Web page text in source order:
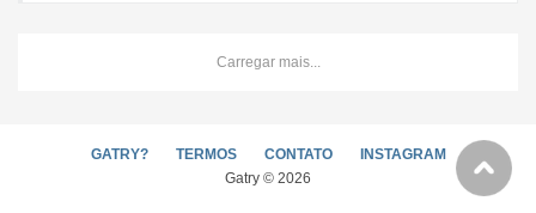
Carregar mais...
GATRY? TERMOS CONTATO
INSTAGRAM
Gatry © 2026